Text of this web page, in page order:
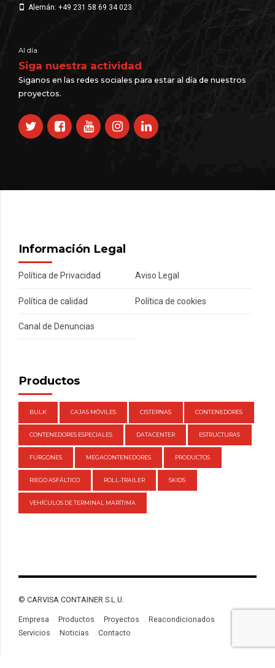
Alemán: +49 231 58 69 34 023
Al día
Siga nuestra actividad
Siganos en las redes sociales para estar al día de nuestros
proyectos.
Información Legal
Política de Privacidad Aviso Legal
Política de calidad Política de cookies
Canal de Denuncias
Productos
BULK CAJAS MÓVILES CISTERNAS CONTENEDORES
CONTENEDORES ESPECIALES DATACENTER ESTRUCTURAS
FURGONES MEGACONTENEDORES PRODUCTOS
RIEGO ASFÁLTICO ROLL-TRAILER SKIDS
VEHÍCULOS DE TERMINAL MARÍTIMA
© CARVISA CONTAINER S.L.U.
Empresa Productos Proyectos
Reacondicionados
Servicios
Noticias Contacto